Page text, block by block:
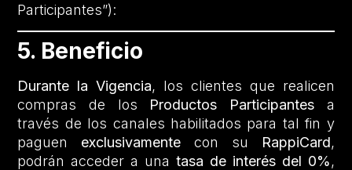
Participantes”):
5. Beneficio
Durante la Vigencia, los clientes que realicen
compras de los Productos Participantesa
través de los canales habilitados para tal fin y
paguen exclusivamente con su RappiCard,
podrán acceder a una tasa de interés del 0%,